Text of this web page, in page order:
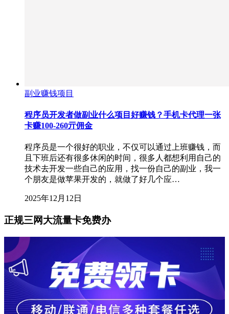
副业赚钱项目
程序员开发者做副业什么项目好赚钱？手机卡代理一张
卡赚100-260亓佣金
程序员是一个很好的职业，不仅可以通过上班赚钱，而
且下班后还有很多休闲的时间，很多人都想利用自己的
技术去开发一些自己的应用，找一份自己的副业，我一
个朋友是做苹果开发的，就做了好几个应…
2025年12月12日
正规三网大流量卡免费办